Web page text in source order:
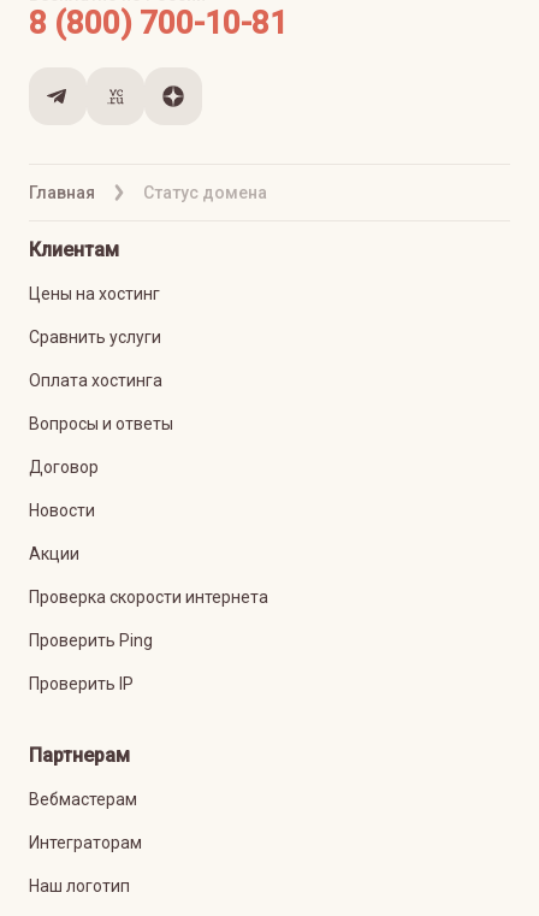
Главная Статус домена
8 (800) 700-10-81
Клиентам
Цены на хостинг
Сравнить услуги
Оплата хостинга
Вопросы и ответы
Договор
Новости
Акции
Проверка скорости интернета
Проверить Ping
Проверить IP
Партнерам
Вебмастерам
Интеграторам
Наш логотип